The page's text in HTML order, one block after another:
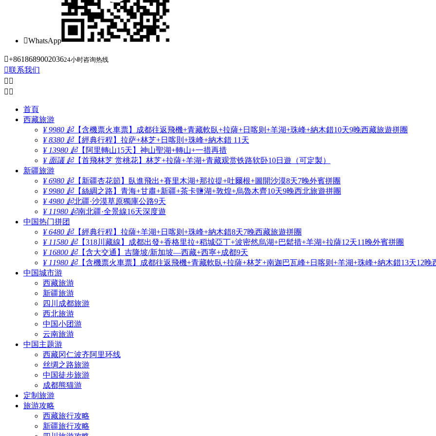
WhatsApp
+861868900203624小时咨询热线
联系我们
 
 
首頁
西藏旅游
¥ 9980 起【含機票火車票】成都往返飛機+青藏軟臥+拉薩+日喀则+羊湖+珠峰+納木錯10天9晚西藏旅遊拼團
¥ 8380 起【經典行程】拉萨+林芝+日喀則+珠峰+納木錯 11天
¥ 13980 起【阿里轉山15天】神山聖湖+轉山+一措再措
¥ 面議 起【首飛林芝 赏桃花】林芝+拉薩+羊湖+青藏观赏铁路软卧10日遊（可定製）
新疆旅游
¥ 6980 起【新疆杏花節】臥進飛出+賽里木湖+那拉提+吐爾根+圖開沙漠8天7晚外賓拼團
¥ 9980 起【絲綢之路】青海+甘肅+新疆+茶卡鹽湖+敦煌+烏魯木齊10天9晚西北旅遊拼團
¥ 4980 起北疆·沙漠草原獨庫公路9天
¥ 11980 起南北疆·全景線16天深度遊
中国热门拼团
¥ 6480 起【經典行程】拉薩+羊湖+日喀则+珠峰+納木錯8天7晚西藏旅遊拼團
¥ 11580 起【318川藏線】成都出發+香格里拉+稻城亞丁+波密然烏湖+巴鬆措+羊湖+拉薩12天11晚外賓拼團
¥ 16800 起【含大交通】吉隆坡/新加坡—西藏+西寧+成都9天
¥ 11980 起【含機票火車票】成都往返飛機+青藏軟臥+拉薩+林芝+南迦巴瓦峰+日喀则+羊湖+珠峰+納木錯13天12晚
中国城市游
西藏旅游
新疆旅游
四川成都旅游
西北旅游
中国小团游
云南旅游
中国主题游
西藏冈仁波齐阿里环线
丝绸之路旅游
中国徒步旅游
成都熊猫游
定制旅游
旅游攻略
西藏旅行攻略
新疆旅行攻略